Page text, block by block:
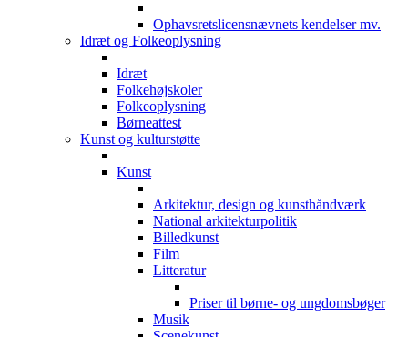
Ophavsretslicensnævnets kendelser mv.
Idræt og Folkeoplysning
Idræt
Folkehøjskoler
Folkeoplysning
Børneattest
Kunst og kulturstøtte
Kunst
Arkitektur, design og kunsthåndværk
National arkitekturpolitik
Billedkunst
Film
Litteratur
Priser til børne- og ungdomsbøger
Musik